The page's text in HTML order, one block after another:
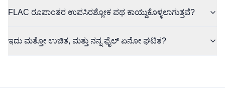
FLAC ರೂಪಾಂತರ ಉಪಸಿರಶ್ಲೋಕ ಪಥ ಕಾಯ್ದುಕೊಳ್ಳಲಾಗುತ್ತವೆ?
ಇದು ಮತ್ತೋ ಉಚಿತ, ಮತ್ತು ನನ್ನ ಫೈಲ್ ಏನೋ ಘಟಿತ?